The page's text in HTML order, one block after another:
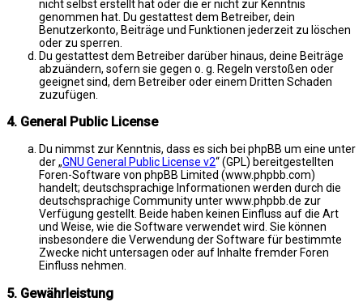
nicht selbst erstellt hat oder die er nicht zur Kenntnis
genommen hat. Du gestattest dem Betreiber, dein
Benutzerkonto, Beiträge und Funktionen jederzeit zu löschen
oder zu sperren.
Du gestattest dem Betreiber darüber hinaus, deine Beiträge
abzuändern, sofern sie gegen o. g. Regeln verstoßen oder
geeignet sind, dem Betreiber oder einem Dritten Schaden
zuzufügen.
4. General Public License
Du nimmst zur Kenntnis, dass es sich bei phpBB um eine unter
der „GNU General Public License v2“ (GPL) bereitgestellten
Foren-Software von phpBB Limited (www.phpbb.com)
handelt; deutschsprachige Informationen werden durch die
deutschsprachige Community unter www.phpbb.de zur
Verfügung gestellt. Beide haben keinen Einfluss auf die Art
und Weise, wie die Software verwendet wird. Sie können
insbesondere die Verwendung der Software für bestimmte
Zwecke nicht untersagen oder auf Inhalte fremder Foren
Einfluss nehmen.
5. Gewährleistung